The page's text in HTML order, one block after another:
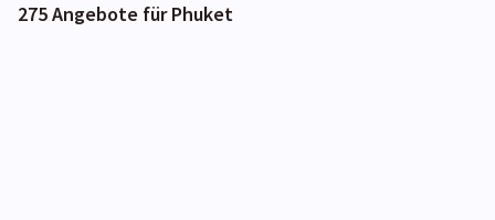
275 Angebote für Phuket